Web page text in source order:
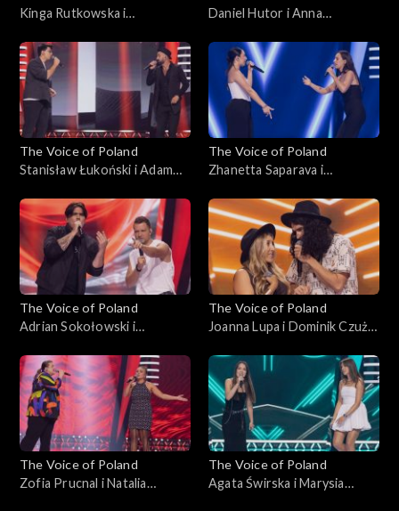
Kinga Rutkowska i
„Love in the Dark”, „The
Voice of Poland”, Bitwy, 25
października 2025
Daniel Hutor i Anna
Reason”, „The Voice of
Poland”, Bitwy, 25
października 2025
The Voice of Poland
Stanisław Łukoński i Adam
Magdaleno”, „The Voice of
Poland”, Bitwy, 25
października 2025
The Voice of Poland
Zhanetta Saparava i
Are Doin’ It for Themselves”,
„The Voice of Poland”, Bitwy,
25 października 2025
The Voice of Poland
Adrian Sokołowski i
Do You Believe In?”; „The
Voice of Poland”, Bitwy, 18
października 2025
The Voice of Poland
Joanna Lupa i Dominik Czuż –
Poland”, Bitwy, 18
października 2025
The Voice of Poland
Zofia Prucnal i Natalia
The Voice of Poland
Agata Świrska i Marysia